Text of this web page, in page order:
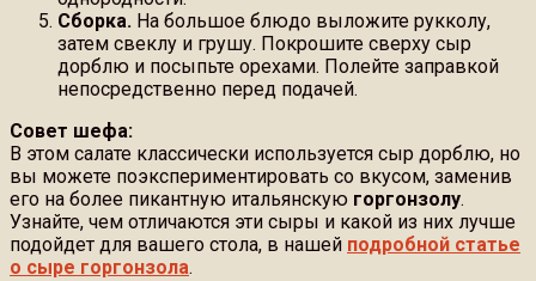
Сборка. На большое блюдо выложите рукколу,
затем свеклу и грушу. Покрошите сверху сыр
дорблю и посыпьте орехами. Полейте заправкой
непосредственно перед подачей.
Совет шефа:
В этом салате классически используется сыр дорблю, но
вы можете поэкспериментировать со вкусом, заменив
его на более пикантную итальянскую горгонзолу.
Узнайте, чем отличаются эти сыры и какой из них лучше
подойдет для вашего стола, в нашей подробной статье
о сыре горгонзола.